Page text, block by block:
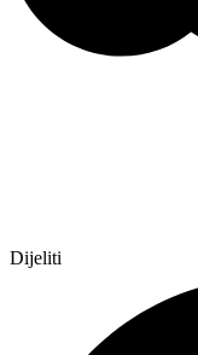
Dijeliti